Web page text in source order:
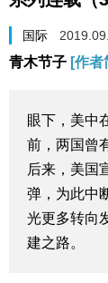
生活与旅游
深度报道
新闻
话题
国际
青木节子 [作者
眼下，美中
前，两国曾
后来，美国
弹，为此中
光更多转向
建之路。